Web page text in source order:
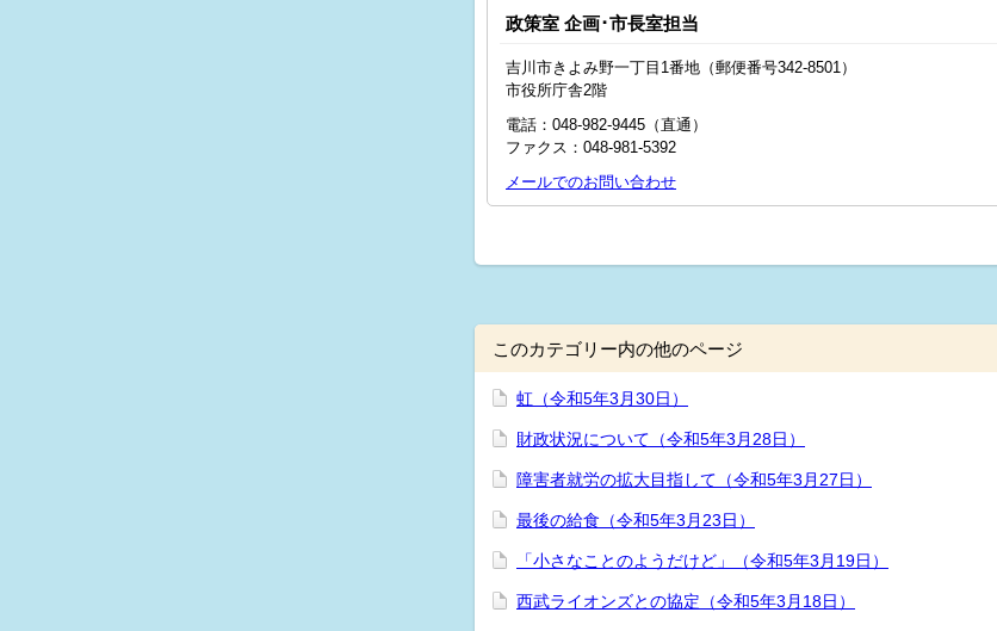
政策室 企画･市長室担当
吉川市きよみ野一丁目1番地（郵便番号342-8501）
市役所庁舎2階
電話：048‐982‐9445（直通）
ファクス：048-981-5392
メールでのお問い合わせ
このカテゴリー内の他のページ
虹（令和5年3月30日）
財政状況について（令和5年3月28日）
障害者就労の拡大目指して（令和5年3月27日）
最後の給食（令和5年3月23日）
「小さなことのようだけど」（令和5年3月19日）
西武ライオンズとの協定（令和5年3月18日）